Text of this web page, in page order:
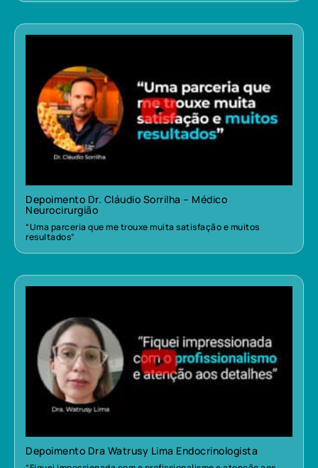
Depoimento Dr. Cláudio Sorrilha – Médico
Neurocirurgião
“Uma parceria que me trouxe muita satisfação e muitos
resultados”
Depoimento Dra Watrusy Lima Endocrinologista